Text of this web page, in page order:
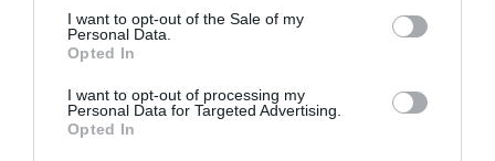
I want to opt-out of the Sale of my
Personal Data.
Opted In
I want to opt-out of processing my
Personal Data for Targeted Advertising.
Opted In
ύστερα από τηλεφωνική ή ηλεκτρονική
συμβουλευτική αγωγή με γιατρό»
μεταξύ άλλων η σχετική κυβερνητική
ανακοίνωση.